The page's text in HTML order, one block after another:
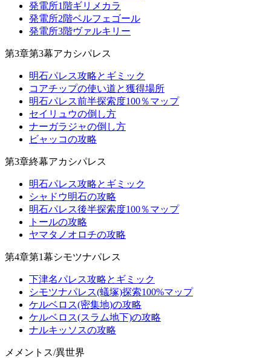
発電所1階ギリメカラ
発電所2階ベルフェゴール
発電所3階ヴァルキリー
第3章第3幕アカシパレス
明石パレス攻略とギミック
コアチップの使い道と獲得場所
明石パレス前半探索度100％マップ
セイリュウの倒し方
ナーガラジャの倒し方
ビャッコの攻略
第3章終幕アカシパレス
明石パレス攻略とギミック
シャドウ明石の攻略
明石パレス後半探索度100％マップ
トールの攻略
ヤマタノオロチの攻略
第4章第1幕シモツナパレス
下津名パレス攻略とギミック
シモツナパレス(蟻塚)探索100%マップ
ケルベロス(密集地)の攻略
ケルベロス(スラム地下)の攻略
ナルキッソスの攻略
メメントス/異世界